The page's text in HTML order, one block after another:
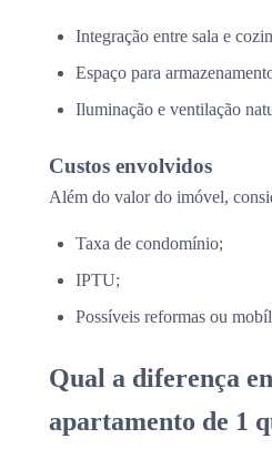
Integração entre sala e
Espaço para
Iluminação e ventilação
Custos envolvidos
Além do valor do imóvel,
Taxa de condomínio;
IPTU;
Possíveis reformas ou
Qual a diferença
apartamento de 1